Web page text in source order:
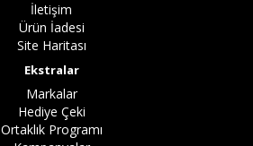
İletişim
Ürün İadesi
Site Haritası
Ekstralar
Markalar
Hediye Çeki
Ortaklık Programı